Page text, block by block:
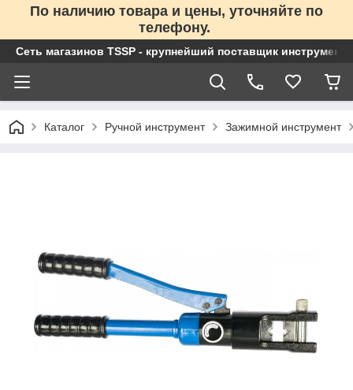
По наличию товара и цены, уточняйте по
телефону.
Сеть магазинов TSSP - крупнейший поставщик
Каталог Ручной инструмент Зажимной инструмент